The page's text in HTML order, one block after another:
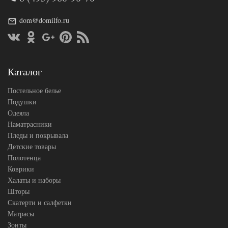
Размер
простыни
160х200
резинке)
dom@domilfo.ru
Каталог
Постельное белье
Подушки
Одеяла
Наматрасники
Пледы и покрывала
Детские товары
Полотенца
Коврики
Халаты и наборы
Шторы
Скатерти и салфетки
Матрасы
Зонты